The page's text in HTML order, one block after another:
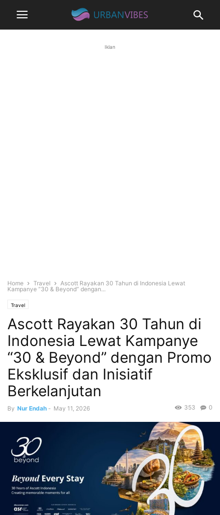
Iklan
Home Travel
Ascott Rayakan 30 Tahun di Indonesia Lewat
Kampanye “30 & Beyond” dengan...
Travel
Ascott Rayakan 30 Tahun di
Indonesia Lewat Kampanye
“30 & Beyond” dengan Promo
Eksklusif dan Inisiatif
Berkelanjutan
By Nur Endah - May 11, 2026 0
353